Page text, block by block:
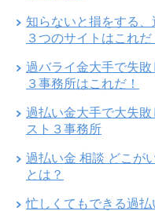
知らないと損をする
３つのサイトはこれだ
過バライ金大手で失
３事務所はこれだ！
過払い金大手で大失
スト３事務所
過払い金 相談 どこが
とは？
忙しくてもできる過